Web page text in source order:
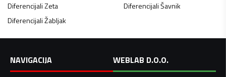
DiferencijaliZeta DiferencijaliŠavnik
DiferencijaliŽabljak
NAVIGACIJA
WEBLAB D.O.O.